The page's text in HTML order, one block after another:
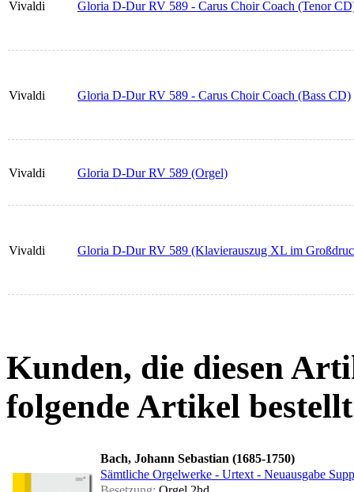
Vivaldi Gloria D-Dur RV 589 - Carus Choir Coach (Tenor
Vivaldi Gloria D-Dur RV 589 - Carus Choir Coach (Bass CD)
Vivaldi Gloria D-Dur RV 589 (Orgel)
Vivaldi Gloria D-Dur RV 589 (Klavierauszug XL im
Kunden, die diesen
folgende Artikel
Bach, Johann Sebastian (1685-1750)
Sämtliche Orgelwerke - Urtext - Neuausgabe